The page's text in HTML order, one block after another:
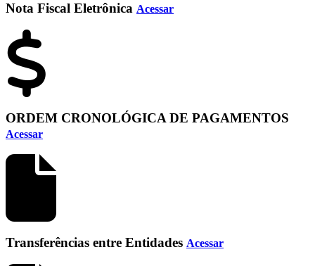
Nota Fiscal Eletrônica Acessar
ORDEM CRONOLÓGICA DE PAGAMENTOS
Acessar
Transferências entre Entidades Acessar